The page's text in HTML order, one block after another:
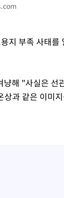
지 부족 사태
해 "사실은 선
과 같은 이미